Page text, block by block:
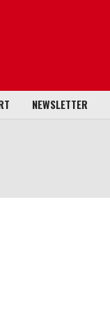
NEWSLETTER